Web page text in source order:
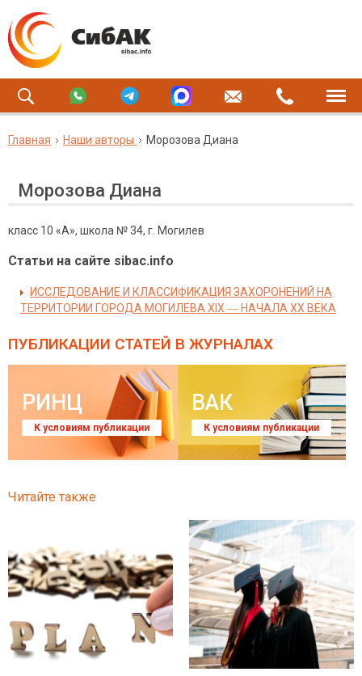
Главная Наши авторы Морозова Диана
Морозова Диана
класс 10 «А», школа № 34, г. Могилев
Статьи на сайте sibac.info
ИССЛЕДОВАНИЕ И КЛАССИФИКАЦИЯ ЗАХОРОНЕНИЙ НА
ТЕРРИТОРИИ ГОРОДА МОГИЛЕВА XIX ― НАЧАЛА ХХ ВЕКА
ПУБЛИКАЦИИ СТАТЕЙ В ЖУРНАЛАХ
РИНЦ
К условиям публикации
ВАК
К условиям публикации
Читайте также